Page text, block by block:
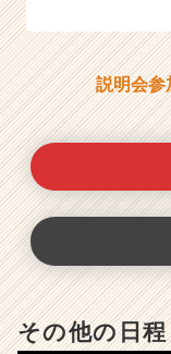
説明会参
その他の日程